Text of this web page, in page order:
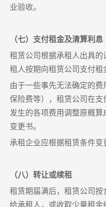
业验收。
（七）支付租金及清算利息
租赁公司根据承租人出具
租人按期向租赁公司支付租
由于一些事先无法确定的
保险费等），租赁公司在
发生的各项费用调整原概
变更书。
承租企业应根据租赁条件变
（八）转让或续租
租赁期届满后，租赁公司
给承租人，或收取少量租金